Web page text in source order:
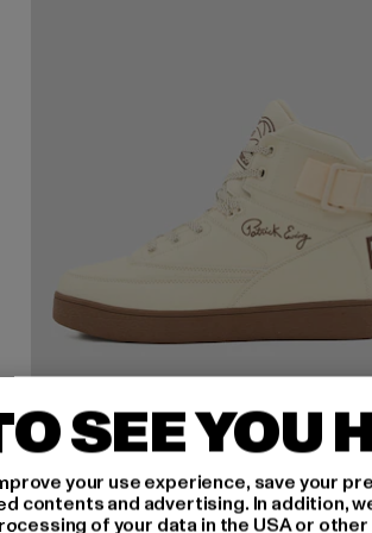
SEE YOU
your use experience, save your
contents and advertising. In addition,
of your data in the USA or